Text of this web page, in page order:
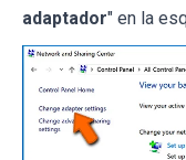
adaptador" en la